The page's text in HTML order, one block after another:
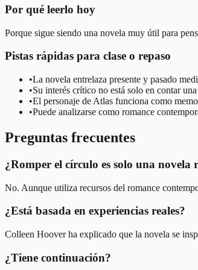
Por qué leerlo hoy
Porque sigue siendo una novela muy útil para
Pistas rápidas para clase o repaso
•La novela entrelaza presente y pasado
•Su interés crítico no está solo en contar
•El personaje de Atlas funciona como
•Puede analizarse como romance
Preguntas frecuentes
¿Romper el círculo es solo una novela
No. Aunque utiliza recursos del romance
¿Está basada en experiencias reales?
Colleen Hoover ha explicado que la novela se
¿Tiene continuación?